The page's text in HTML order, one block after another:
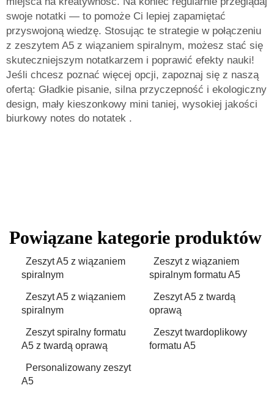
swoje notatki — to pomoże Ci lepiej zapamiętać
przyswojoną wiedzę. Stosując te strategie w połączeniu
z zeszytem A5 z wiązaniem spiralnym, możesz stać się
skuteczniejszym notatkarzem i poprawić efekty nauki!
Jeśli chcesz poznać więcej opcji, zapoznaj się z naszą
ofertą: Gładkie pisanie, silna przyczepność i ekologiczny
design, mały kieszonkowy mini taniej, wysokiej jakości
biurkowy notes do notatek .
Powiązane kategorie produktów
Zeszyt A5 z wiązaniem
spiralnym
Zeszyt z wiązaniem
spiralnym formatu A5
Zeszyt A5 z wiązaniem
spiralnym
Zeszyt A5 z twardą
oprawą
Zeszyt spiralny formatu
A5 z twardą oprawą
Zeszyt twardoplikowy
formatu A5
Personalizowany zeszyt
A5